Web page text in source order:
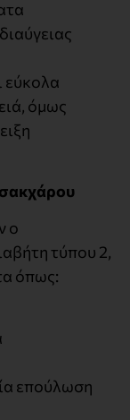
εύκολα
όμως
ο
τύπου 2,
όπως:
επούλωση